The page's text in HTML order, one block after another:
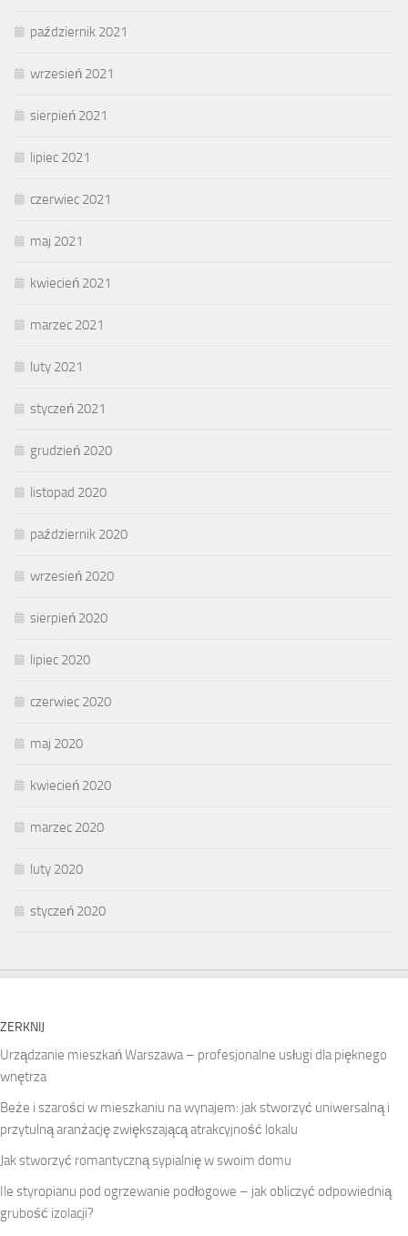
październik 2021
wrzesień 2021
sierpień 2021
lipiec 2021
czerwiec 2021
maj 2021
kwiecień 2021
marzec 2021
luty 2021
styczeń 2021
grudzień 2020
listopad 2020
październik 2020
wrzesień 2020
sierpień 2020
lipiec 2020
czerwiec 2020
maj 2020
kwiecień 2020
marzec 2020
luty 2020
styczeń 2020
ZERKNIJ
Urządzanie mieszkań Warszawa – profesjonalne usługi dla pięknego
wnętrza
Beże i szarości w mieszkaniu na wynajem: jak stworzyć uniwersalną i
przytulną aranżację zwiększającą atrakcyjność lokalu
Jak stworzyć romantyczną sypialnię w swoim domu
Ile styropianu pod ogrzewanie podłogowe – jak obliczyć odpowiednią
grubość izolacji?